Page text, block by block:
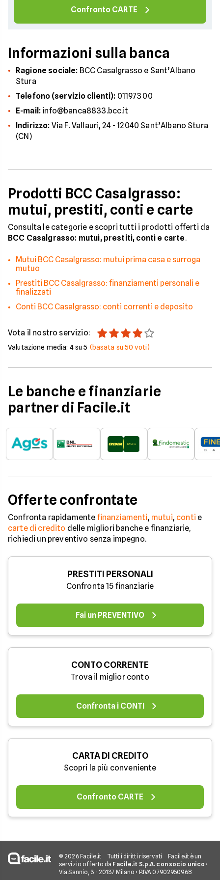
Confronto CARTE
Informazioni sulla banca
Ragione sociale: BCC Casalgrasso e Sant’Albano
Stura
Telefono (servizio clienti): 01197300
E-mail: info@banca8833.bcc.it
Indirizzo: Via F. Vallauri, 24 - 12040 Sant’Albano Stura
(CN)
Prodotti BCC Casalgrasso:
mutui, prestiti, conti e carte
Consulta le categorie e scopri tutti i prodotti offerti da
BCC Casalgrasso: mutui, prestiti, conti e carte.
Mutui BCC Casalgrasso: mutui prima casa e surroga
mutuo
Prestiti BCC Casalgrasso: finanziamenti personali e
finalizzati
Conti BCC Casalgrasso: conti correnti e deposito
Vota il nostro servizio:
Valutazione media: 4su 5 (basata su50 voti)
Le banche e finanziarie
partner di Facile.it
Offerte confrontate
Confronta rapidamente finanziamenti, mutui, conti e
carte di credito delle migliori banche e finanziarie,
richiedi un preventivo senza impegno.
PRESTITI PERSONALI
Confronta 15 finanziarie
Fai un PREVENTIVO
CONTO CORRENTE
Trova il miglior conto
Confronta i CONTI
CARTA DI CREDITO
Scopri la più conveniente
Confronto CARTE
© 2026 Facile.it Tutti i diritti riservati
Facile.it è un
servizio offerto da Facile.it S.p.A. con socio unico •
Via Sannio, 3 - 20137 Milano • P.IVA 07902950968